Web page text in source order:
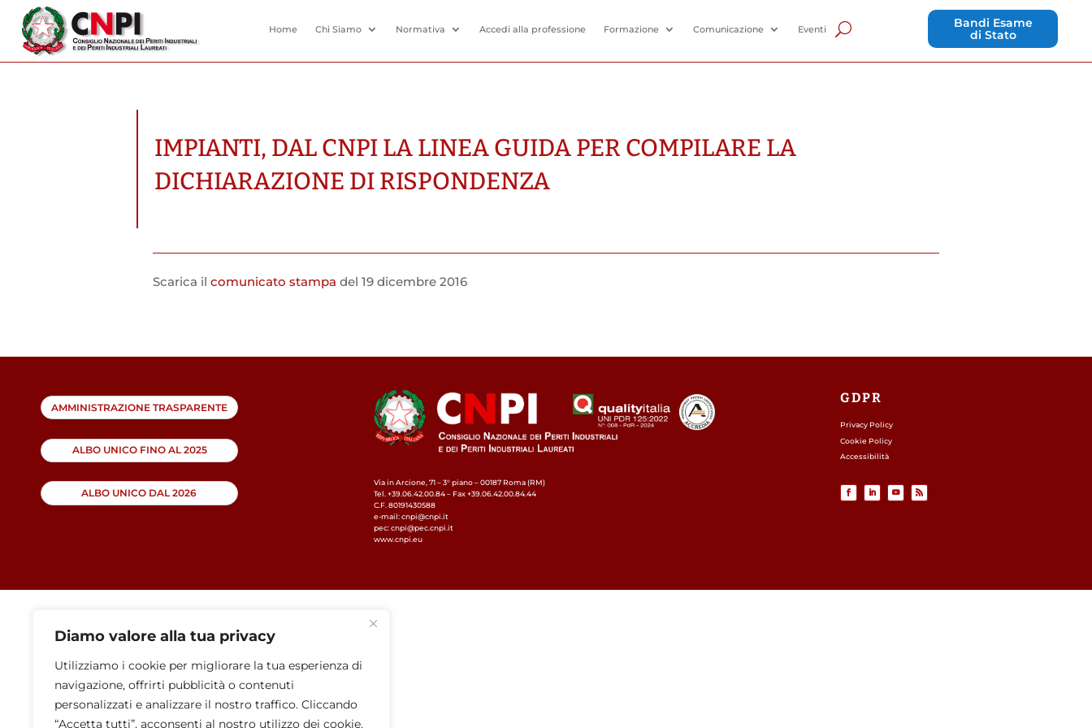
Diamo valore alla tua privacy
Utilizziamo i cookie per migliorare la tua esperienza di
navigazione, offrirti pubblicità o contenuti
personalizzati e analizzare il nostro traffico. Cliccando
“Accetta tutti”, acconsenti al nostro utilizzo dei cookie.
Home Chi Siamo Normativa Accedi alla professione Formazione Comunicazione Eventi
Bandi Esame
di Stato
IMPIANTI, DAL CNPI LA LINEA GUIDA PER COMPILARE LA
DICHIARAZIONE DI RISPONDENZA
Scarica ilcomunicato stampa del 19 dicembre 2016
AMMINISTRAZIONE TRASPARENTE
ALBO UNICO FINO AL 2025
ALBO UNICO DAL 2026
Via in Arcione, 71 – 3° piano – 00187 Roma (RM)
Tel. +39.06.42.00.84 – Fax +39.06.42.00.84.44
C.F. 80191430588
e-mail: cnpi@cnpi.it
pec: cnpi@pec.cnpi.it
www.cnpi.eu
GDPR
Privacy Policy
Cookie Policy
Accessibilità